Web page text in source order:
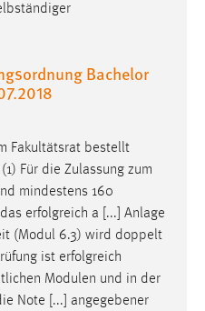
Bachelor
Fakultätsrat bestellt
(1) Für die Zulassung zum
mindestens 160
erfolgreich a [...] Anlage
(Modul 6.3) wird doppelt
ist erfolgreich
Modulen und in der
Note [...] angegebener